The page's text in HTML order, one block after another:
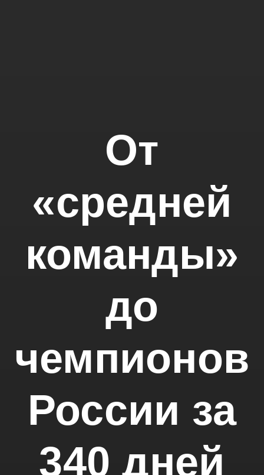
От
«средней
команды»
до
чемпионов
России за
340 дней